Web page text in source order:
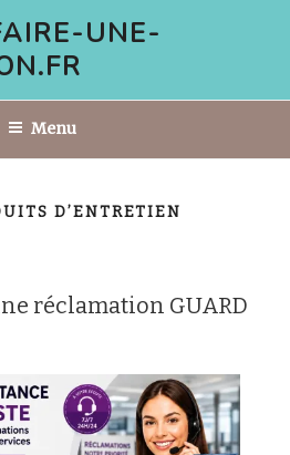
UNE-
Menu
D’ENTRETIEN
réclamation GUARD